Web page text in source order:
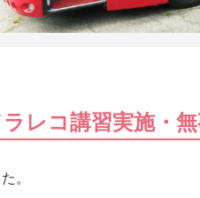
レコ講習実施・
。